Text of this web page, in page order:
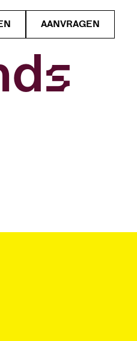
AANVRAGEN